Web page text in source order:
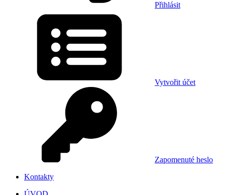
Přihlásit
Vytvořit účet
Zapomenuté heslo
Kontakty